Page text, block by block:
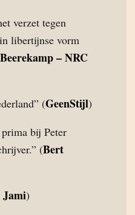
verzet tegen
libertijnse vorm
– NRC
(GeenStijl)
bij Peter
(Bert
Jami)